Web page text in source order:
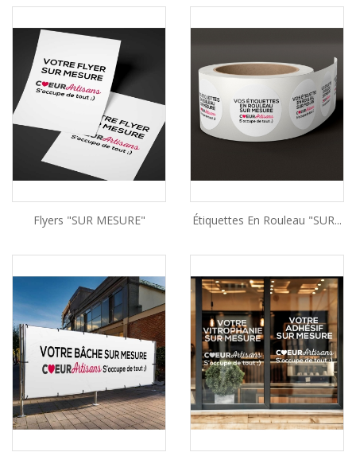
Flyers "SUR MESURE" Étiquettes En Rouleau "SUR...